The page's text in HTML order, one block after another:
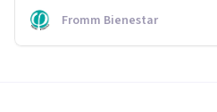
Fromm Bienestar